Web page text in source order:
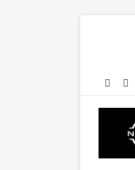
تسجيل الدخول
مقال عشوائي